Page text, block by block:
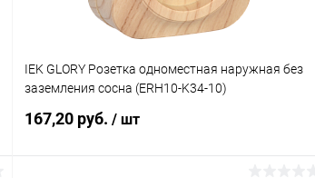
IEK GLORY Розетка одноместная наружная без
заземления сосна (ERH10-K34-10)
167,20 руб. / шт